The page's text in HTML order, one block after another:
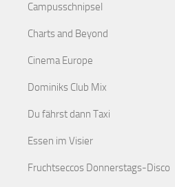
Campusschnipsel
Charts and Beyond
Cinema Europe
Dominiks Club Mix
Du fährst dann Taxi
Essen im Visier
Fruchtseccos Donnerstags-Disco